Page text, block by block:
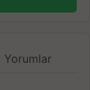
Yorumlar